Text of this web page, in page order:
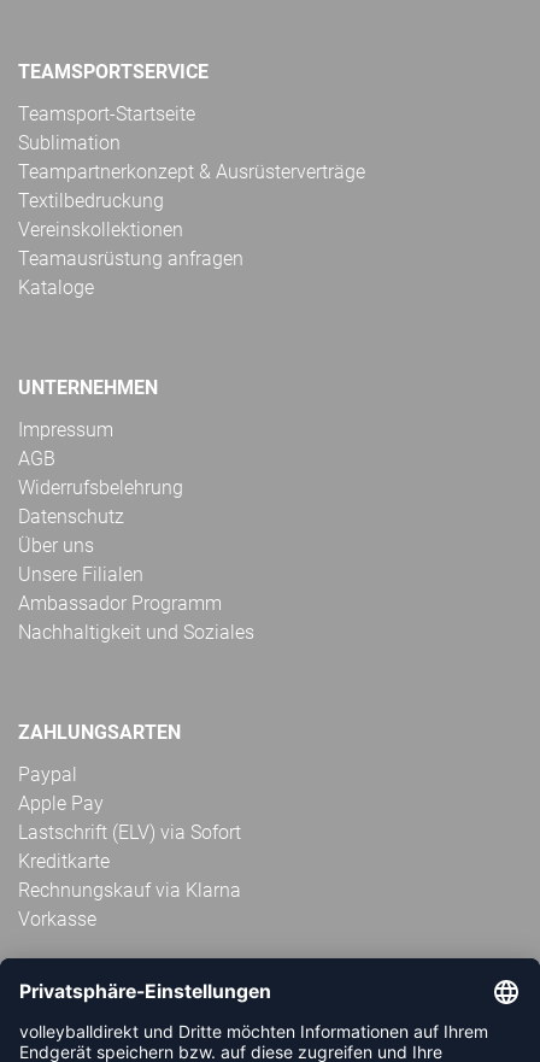
TEAMSPORTSERVICE
Teamsport-Startseite
Sublimation
Teampartnerkonzept & Ausrüsterverträge
Textilbedruckung
Vereinskollektionen
Teamausrüstung anfragen
Kataloge
UNTERNEHMEN
Impressum
AGB
Widerrufsbelehrung
Datenschutz
Über uns
Unsere Filialen
Ambassador Programm
Nachhaltigkeit und Soziales
ZAHLUNGSARTEN
Paypal
Apple Pay
Lastschrift (ELV) via Sofort
Kreditkarte
Rechnungskauf via Klarna
Vorkasse
ABONNIERE JETZT DEN KOSTENLOSEN
VOLLEYBALLDIREKT-NEWSLETTER UND VERPASSE KEINE